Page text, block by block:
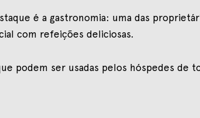
é a gastronomia: uma das
com refeições deliciosas.
podem ser usadas pelos hóspedes de